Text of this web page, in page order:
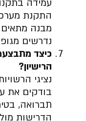
עמידה
התקנת
מבנה מתאים
נדרשים
כיצד
הרישיון?
נציגי
בודקים את
תברואה,
הדרישות